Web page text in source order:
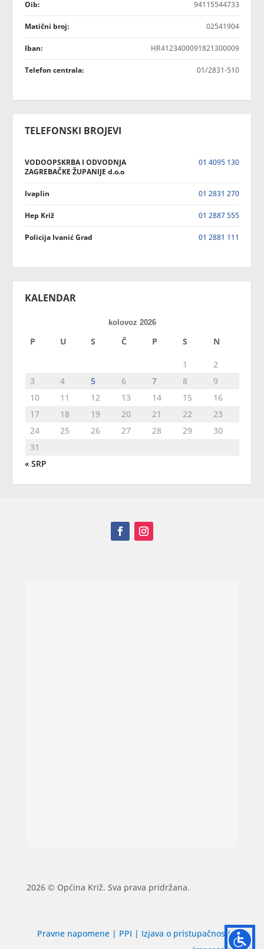
Oib: 94115544733
Matični broj: 02541904
Iban: HR4123400091821300009
Telefon centrala: 01/2831-510
TELEFONSKI BROJEVI
VODOOPSKRBA I ODVODNJA
ZAGREBAČKE ŽUPANIJE d.o.o
01 4095 130
Ivaplin 01 2831 270
Hep Križ 01 2887 555
Policija Ivanić Grad 01 2881 111
KALENDAR
kolovoz 2026
P U S Č P S N
1
2
3
4 5 6 7 8
9
10
11 12 13 14 15
16
17
18 19 20 21 22
23
24
25 26 27 28 29
30
31
« SRP
2026 © Općina Križ. Sva prava pridržana.
Pravne napomene | PPI | Izjava o pristupačnosti|